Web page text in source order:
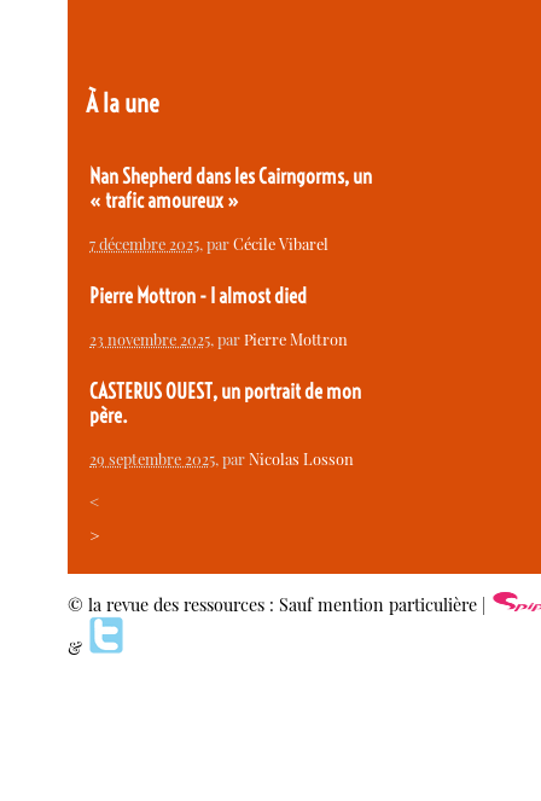
À la une
Nan Shepherd dans les Cairngorms, un
« trafic amoureux »
7 décembre 2025, parCécile Vibarel
Pierre Mottron - I almost died
23 novembre 2025, parPierre Mottron
CASTERUS OUEST, un portrait de mon
père.
29 septembre 2025, parNicolas Losson
<
>
© la revue des ressources : Sauf mention particulière |
&